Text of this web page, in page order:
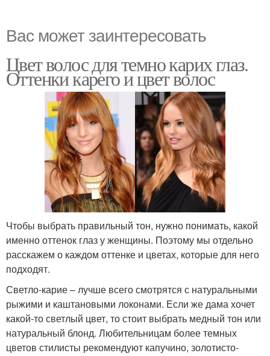
Вас может заинтересовать
Цвет волос для темно карих глаз.
Оттенки карего и цвет волос
Чтобы выбрать правильный тон, нужно понимать, какой
именно оттенок глаз у женщины. Поэтому мы отдельно
расскажем о каждом оттенке и цветах, которые для него
подходят.
Светло-карие – лучше всего смотрятся с натуральными
рыжими и каштановыми локонами. Если же дама хочет
какой-то светлый цвет, то стоит выбрать медный тон или
натуральный блонд. Любительницам более темных
цветов стилисты рекомендуют капучино, золотисто-